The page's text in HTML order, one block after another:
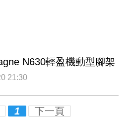
N630輕盈機動型腳架
21:30
1 下一頁